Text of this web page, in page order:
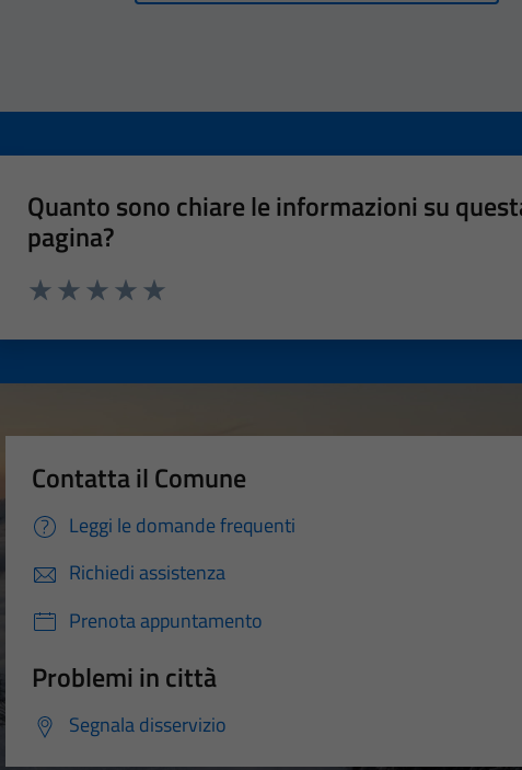
Quanto sono chiare le informazioni su
pagina?
Contatta il Comune
Leggi le domande frequenti
Richiedi assistenza
Prenota appuntamento
Problemi in città
Segnala disservizio